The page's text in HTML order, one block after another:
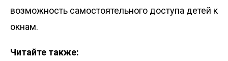
возможность самостоятельного доступа детей к
окнам.
Читайте также: